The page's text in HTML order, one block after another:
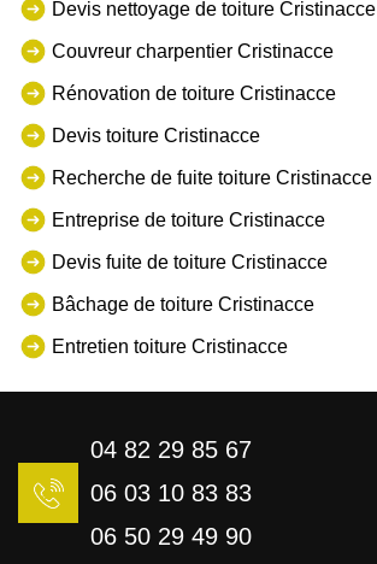
Devis nettoyage de toiture Cristinacce
Couvreur charpentier Cristinacce
Rénovation de toiture Cristinacce
Devis toiture Cristinacce
Recherche de fuite toiture Cristinacce
Entreprise de toiture Cristinacce
Devis fuite de toiture Cristinacce
Bâchage de toiture Cristinacce
Entretien toiture Cristinacce
04 82 29 85 67
06 03 10 83 83
06 50 29 49 90